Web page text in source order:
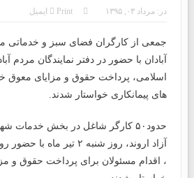
در: مرداد ۰۳, ۱۳۹۵ Print ایمیل
آبادان با حضور در دفتر نمایندگان مردم
اسلامی، پرداخت حقوق و مزایای
های پیمانکاری خواستار شدند.
حدود۵۰ کارگر شاغل در بخش خدمات
آزاد اروند، روز شنبه ۲ تیر
، اقدام مسئولان برای پرداخت حقوق و